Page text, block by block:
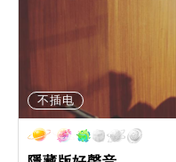
不插电